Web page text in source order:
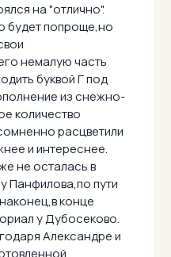
на "отлично".
будет попроще,но
немалую часть
буквой Г под
из снежно-
количество
расцветили
и интереснее.
не осталась в
Панфилова,по пути
конце
у Дубосеково.
Александре и